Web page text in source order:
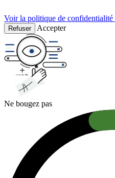
Voir la politique de confidentialité
Refuser Accepter
Ne bougez pas